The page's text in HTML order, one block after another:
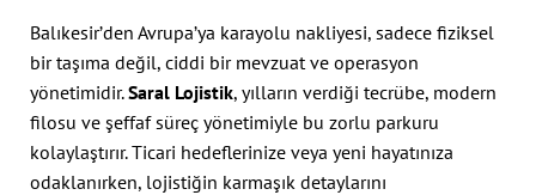
Balıkesir’den Avrupa’ya karayolu nakliyesi, sadece fiziksel
bir taşıma değil, ciddi bir mevzuat ve operasyon
yönetimidir.Saral Lojistik, yılların verdiği tecrübe, modern
filosu ve şeffaf süreç yönetimiyle bu zorlu parkuru
kolaylaştırır. Ticari hedeflerinize veya yeni hayatınıza
odaklanırken, lojistiğin karmaşık detaylarını